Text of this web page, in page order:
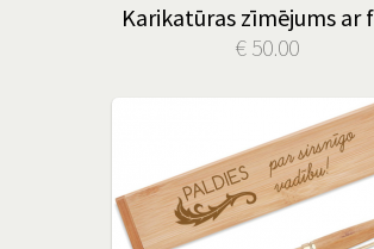
Karikatūras zīmējums ar
€ 50.00